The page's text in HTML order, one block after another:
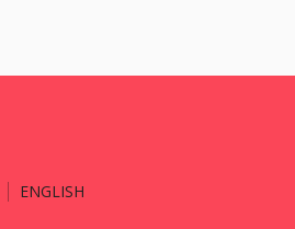
ENGLISH